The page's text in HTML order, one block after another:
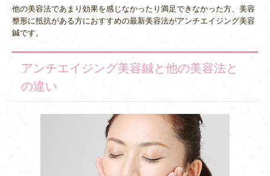
他の美容法であまり効果を感じなかったり満足できなかった方、美容
整形に抵抗がある方におすすめの最新美容法がアンチエイジング美容
鍼です。
アンチエイジング美容鍼と他の美容法と
の違い